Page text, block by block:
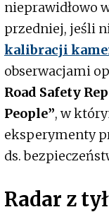
nieprawidłowo
przedniej, jeśli
kalibracji
obserwacjami
Road Safety
People”, w
eksperymenty
ds.
Radar z